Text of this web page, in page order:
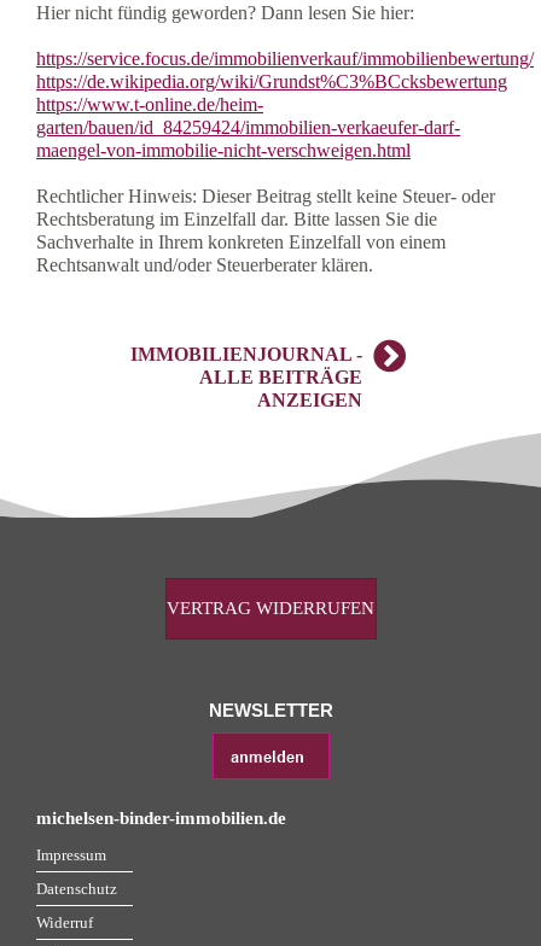
Hier nicht fündig geworden? Dann lesen Sie hier:
https://service.focus.de/immobilienverkauf/immobilienbewertung/
https://de.wikipedia.org/wiki/Grundst%C3%BCcksbewertung
https://www.t-online.de/heim-
garten/bauen/id_84259424/immobilien-verkaeufer-darf-
maengel-von-immobilie-nicht-verschweigen.html
Rechtlicher Hinweis: Dieser Beitrag stellt keine Steuer- oder
Rechtsberatung im Einzelfall dar. Bitte lassen Sie die
Sachverhalte in Ihrem konkreten Einzelfall von einem
Rechtsanwalt und/oder Steuerberater klären.
IMMOBILIENJOURNAL -
ALLE BEITRÄGE
ANZEIGEN
VERTRAG WIDERRUFEN
NEWSLETTER
michelsen-binder-immobilien.de
Impressum
Datenschutz
Widerruf